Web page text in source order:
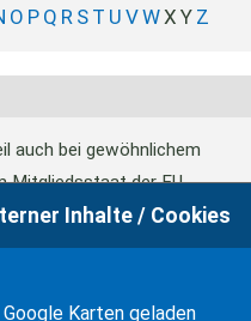
O P Q R S T U VWX Y Z
auch bei gewöhnlichem
Mitgliedsstaat der EU
Inhalte / Cookies
Karten geladen